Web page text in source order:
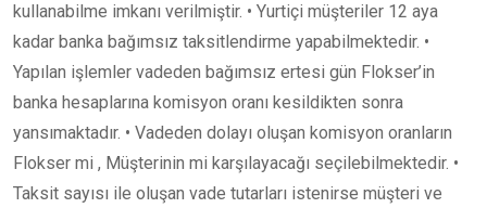
kullanabilme imkanı verilmiştir. • Yurtiçi müşteriler 12 aya
kadar banka bağımsız taksitlendirme yapabilmektedir. •
Yapılan işlemler vadeden bağımsız ertesi gün Flokser’in
banka hesaplarına komisyon oranı kesildikten sonra
yansımaktadır. • Vadeden dolayı oluşan komisyon oranların
Flokser mi , Müşterinin mi karşılayacağı seçilebilmektedir. •
Taksit sayısı ile oluşan vade tutarları istenirse müşteri ve